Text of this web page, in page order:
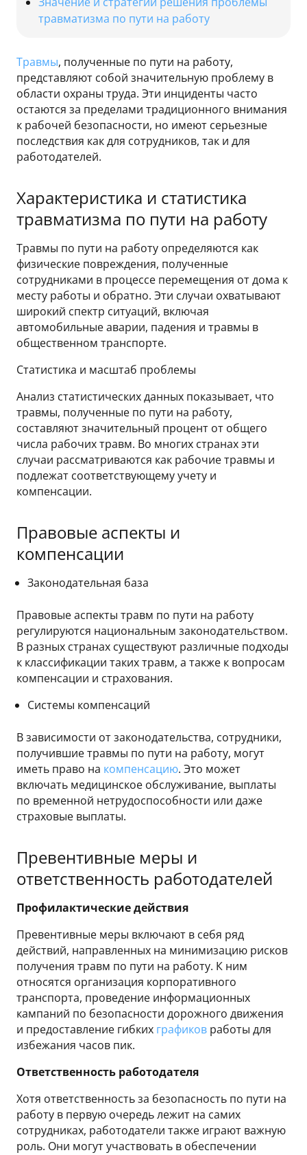
Травмы, полученные по пути на работу,
представляют собой значительную проблему в
области охраны труда. Эти инциденты часто
остаются за пределами традиционного внимания
к рабочей безопасности, но имеют серьезные
последствия как для сотрудников, так и для
работодателей.
Характеристика и статистика
травматизма по пути на работу
Травмы по пути на работу определяются как
физические повреждения, полученные
сотрудниками в процессе перемещения от дома к
месту работы и обратно. Эти случаи охватывают
широкий спектр ситуаций, включая
автомобильные аварии, падения и травмы в
общественном транспорте.
Статистика и масштаб проблемы
Анализ статистических данных показывает, что
травмы, полученные по пути на работу,
составляют значительный процент от общего
числа рабочих травм. Во многих странах эти
случаи рассматриваются как рабочие травмы и
подлежат соответствующему учету и
компенсации.
Правовые аспекты и
компенсации
Законодательная база
Правовые аспекты травм по пути на работу
регулируются национальным законодательством.
В разных странах существуют различные подходы
к классификации таких травм, а также к вопросам
компенсации и страхования.
Системы компенсаций
В зависимости от законодательства, сотрудники,
получившие травмы по пути на работу, могут
иметь право на компенсацию. Это может
включать медицинское обслуживание, выплаты
по временной нетрудоспособности или даже
страховые выплаты.
Превентивные меры и
ответственность работодателей
Профилактические действия
Превентивные меры включают в себя ряд
действий, направленных на минимизацию рисков
получения травм по пути на работу. К ним
относятся организация корпоративного
транспорта, проведение информационных
кампаний по безопасности дорожного движения
и предоставление гибких графиков работы для
избежания часов пик.
Ответственность работодателя
Хотя ответственность за безопасность по пути на
работу в первую очередь лежит на самих
сотрудниках, работодатели также играют важную
роль. Они могут участвовать в обеспечении
травматизма по пути на работу